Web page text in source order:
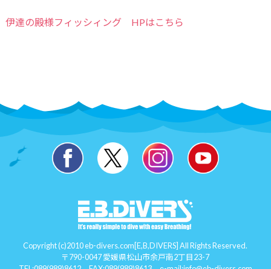
伊達の殿様フィッシィング HPはこちら
Copyright (c)2010 eb-divers.com[E,B,DIVERS] All Rights Reserved.
〒790-0047 愛媛県松山市余戸南2丁目23-7